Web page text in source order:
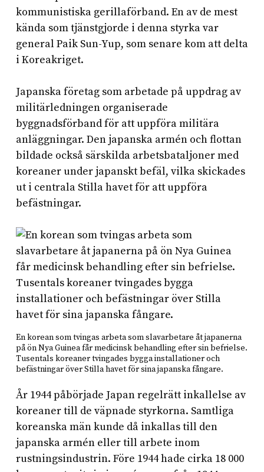
kommunistiska gerillaförband. En av de mest
kända som tjänstgjorde i denna styrka var
general Paik Sun-Yup, som senare kom att delta
i Koreakriget.
Japanska företag som arbetade på uppdrag av
militärledningen organiserade
byggnadsförband för att uppföra militära
anläggningar. Den japanska armén och flottan
bildade också särskilda arbetsbataljoner med
koreaner under japanskt befäl, vilka skickades
ut i centrala Stilla havet för att uppföra
befästningar.
En korean som tvingas arbeta som slavarbetare åt japanerna
på ön Nya Guinea får medicinsk behandling efter sin befrielse.
Tusentals koreaner tvingades bygga installationer och
befästningar över Stilla havet för sina japanska fångare.
År 1944 påbörjade Japan regelrätt inkallelse av
koreaner till de väpnade styrkorna. Samtliga
koreanska män kunde då inkallas till den
japanska armén eller till arbete inom
rustningsindustrin. Före 1944 hade cirka 18 000